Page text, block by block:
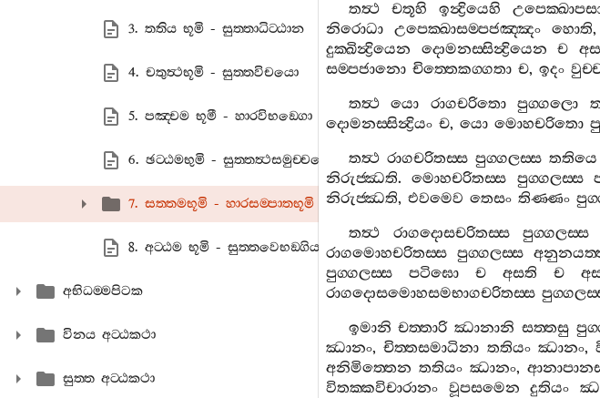
3. තතිය භූමි - සුත‍්තාධිට‍්ඨාන
4. චතුත්‍ථභූමි - සුත‍්තවිචයො
5. පඤ‍්චම භූමී - හාරවිභඞ‍්ගො
6. ඡට‍්ඨමභුමි - සුත‍්තත්‍ථසමුච‍්චයො
7. සත‍්තමභූමි - හාරසම‍්පාතභූමි
8. අට‍්ඨම භූමි - සුත‍්තවෙභඞ‍්ගියං
අභිධම‍්මපිටක
විනය අට‍්ඨකථා
සුත‍්ත අට‍්ඨකථා
තත්‍ථ
චතූහි ඉන්‍ද්‍රියෙහි
නිරොධා
උපෙක‍්ඛාසම‍්පජඤ‍්ඤං හොති
දුක‍්ඛින්‍ද්‍රියෙන
දොමනස‍්සින්‍ද්‍රියෙන ච
සම‍්පජානො චිත‍්තෙකග‍්ගතා ච, ඉදං
තත්‍ථ
යො රාගචරිතො පුග‍්ගලො
දොමනස‍්සින්‍ද්‍රියං ච, යො මොහචරිතො
තත්‍ථ රාගචරිතස‍්ස පුග‍්ගලස‍්ස තතියෙ
නිරුජ‍්ඣති.මොහචරිතස‍්ස පුග‍්ගලස‍්ස
නිරුජ‍්ඣති, එවමෙව තෙසං තිණ‍්ණං
තත්‍ථ
රාගදොසචරිතස‍්ස පුග‍්ගලස‍්ස
රාගමොහචරිතස‍්ස පුග‍්ගලස‍්ස
පුග‍්ගලස‍්ස
පටිඝො ච අසති ච
රාගදොසමොහසමභාගචරිතස‍්ස
ඉමානි චත‍්තාරි ඣානානි සත‍්තසු
ඣානං,චිත‍්තසමාධිනා තතියං ඣානං,
අනිමිත‍්තෙන තතියං ඣානං,
විතක‍්කවිචාරානං
වූපසමෙන දුතියං